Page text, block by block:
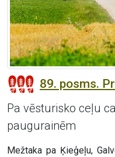
89. posms.
Pa vēsturisko ceļu
paugurainēm
Mežtaka pa Ķieģeļu,